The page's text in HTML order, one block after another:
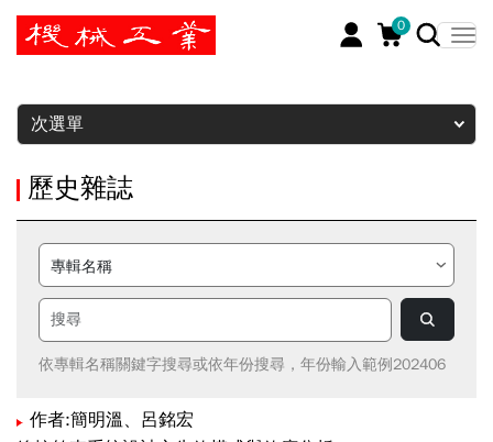
0
暫停
次選單
歷史雜誌
依專輯名稱關鍵字搜尋或依年份搜尋，年份輸入範例202406
作者:簡明溫、呂銘宏